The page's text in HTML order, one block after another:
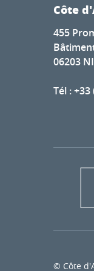
Côte
455
06203
Tél : +33
© Côte